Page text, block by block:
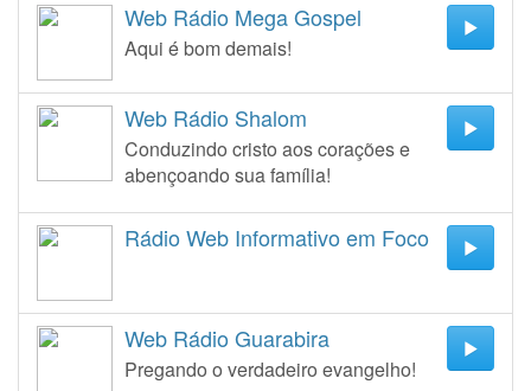
Web Rádio Mega Gospel
Aqui é bom demais!
Web Rádio Shalom
Conduzindo cristo aos corações e
abençoando sua família!
Rádio Web Informativo em Foco
Web Rádio Guarabira
Pregando o verdadeiro evangelho!